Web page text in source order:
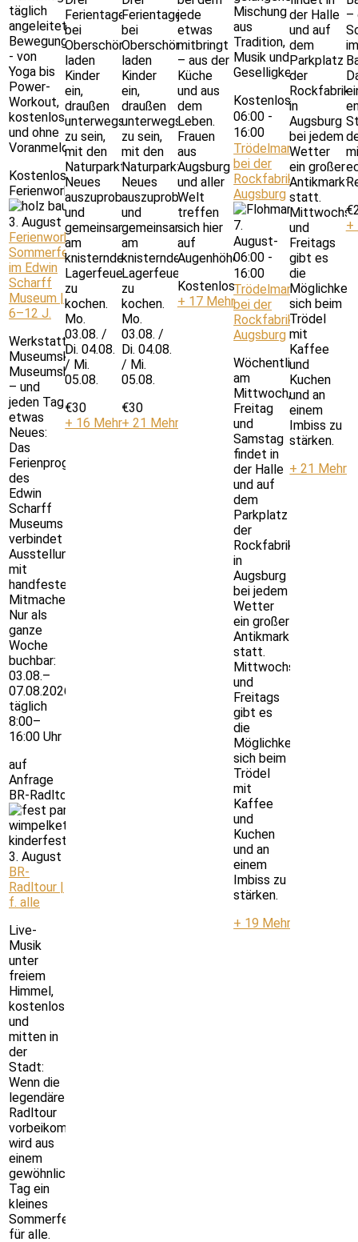
täglich
angeleitete
Bewegungsangebote
- von
Yoga bis
Power-
Workout,
kostenlos
und ohne
Voranmeldung.
Kostenlos
Ferienworkshop: Sommerferienprogramm im Edwin Scharff
3. August
Ferienworkshop:
Sommerferienprogramm
im Edwin
Scharff
Museum |
6–12 J.
Werkstatt,
Museumsküche,
Museumshof
– und
jeden Tag
etwas
Neues:
Das
Ferienprogramm
des
Edwin
Scharff
Museums
verbindet
Ausstellungserkundung
mit
handfestem
Mitmachen.
Nur als
ganze
Woche
buchbar:
03.08.–
07.08.2026,
täglich
8:00–
16:00 Uhr
auf
Anfrage
BR-Radltour | f. alle
3. August
BR-
Radltour |
f. alle
Live-
Musik
unter
freiem
Himmel,
kostenlos
und
mitten in
der
Stadt:
Wenn die
legendäre
Radltour
vorbeikommt,
wird aus
einem
gewöhnlichen
Tag ein
kleines
Sommerfest
für alle.
Ferientage
bei
Oberschönenfeld
laden
Kinder
ein,
draußen
unterwegs
zu sein,
mit den
Naturparkführerinnen
Neues
auszuprobieren
und
gemeinsam
am
knisternden
Lagerfeuer
zu
kochen.
Mo.
03.08. /
Di. 04.08.
/ Mi.
05.08.
€30
+ 16 Mehr
Ferientage
bei
Oberschönenfeld
laden
Kinder
ein,
draußen
unterwegs
zu sein,
mit den
Naturparkführerinnen
Neues
auszuprobieren
und
gemeinsam
am
knisternden
Lagerfeuer
zu
kochen.
Mo.
03.08. /
Di. 04.08.
/ Mi.
05.08.
€30
+ 21 Mehr
jede
etwas
mitbringt
– aus der
Küche
und aus
dem
Leben.
Frauen
aus
Augsburg
und aller
Welt
treffen
sich hier
auf
Augenhöhe.
Kostenlos
+ 17 Mehr
Mischung
aus
Tradition,
Musik und
Geselligkeit.
Kostenlos
06:00 -
16:00
Trödelmarkt
bei der
Rockfabrik
Augsburg
7.
August-
06:00 -
16:00
Trödelmarkt
bei der
Rockfabrik
Augsburg
Wöchentlich
am
Mittwoch,
Freitag
und
Samstag
findet in
der Halle
und auf
dem
Parkplatz
der
Rockfabrik
in
Augsburg
bei jedem
Wetter
ein großer
Antikmarkt
statt.
Mittwochs
und
Freitags
gibt es
die
Möglichkeit
sich beim
Trödel
mit
Kaffee
und
Kuchen
und an
einem
Imbiss zu
stärken.
+ 19 Mehr
der Halle
und auf
dem
Parkplatz
der
Rockfabrik
in
Augsburg
bei jedem
Wetter
ein großer
Antikmarkt
statt.
Mittwochs
und
Freitags
gibt es
die
Möglichkeit
sich beim
Trödel
mit
Kaffee
und
Kuchen
und an
einem
Imbiss zu
stärken.
+ 21 Mehr
–
im
+